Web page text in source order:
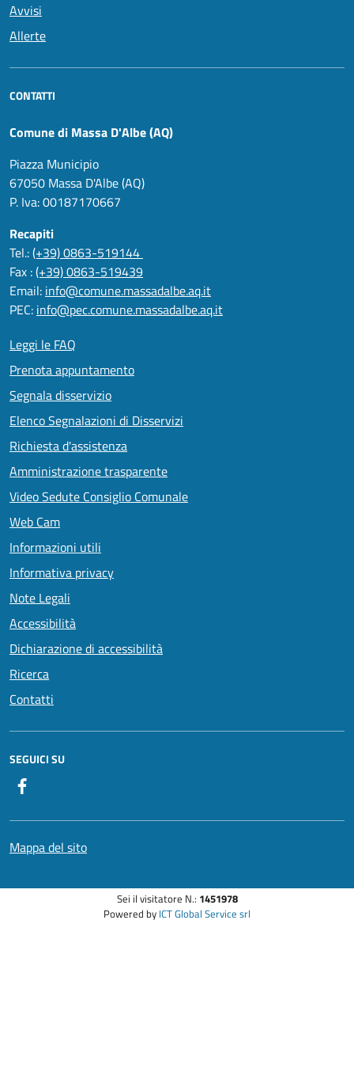
Avvisi
Allerte
CONTATTI
Comune di Massa D'Albe (AQ)
Piazza Municipio
67050 Massa D'Albe (AQ)
P. Iva: 00187170667
Recapiti
Tel.:(+39) 0863-519144
Fax :(+39) 0863-519439
Email: info@comune.massadalbe.aq.it
PEC: info@pec.comune.massadalbe.aq.it
Leggi le FAQ
Prenota appuntamento
Segnala disservizio
Elenco Segnalazioni di Disservizi
Richiesta d'assistenza
Amministrazione trasparente
Video Sedute Consiglio Comunale
Web Cam
Informazioni utili
Informativa privacy
Note Legali
Accessibilità
Dichiarazione di accessibilità
Ricerca
Contatti
SEGUICI SU
Mappa del sito
Sei il visitatore N.: 1451978
Powered by ICT Global Service srl